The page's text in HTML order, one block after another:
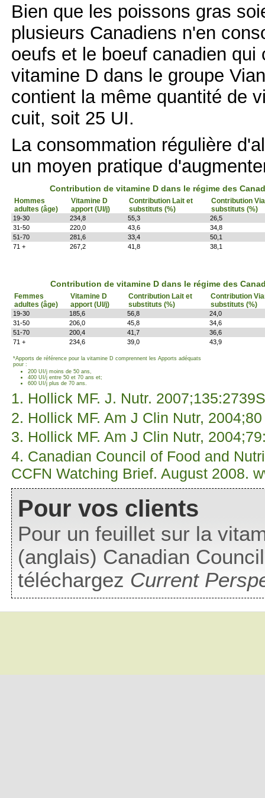
Bien que les poissons gras
plusieurs Canadiens n'en
oeufs et le boeuf canadien
vitamine D dans le groupe
contient la même quantité de
cuit, soit 25 UI.
La consommation régulière
un moyen pratique
Contribution de vitamine D dans le régime des
Hommes
adultes (âge)
Vitamine D
apport (UI/j)
Contribution Lait et
substituts (%)
Contribution
substituts (%)
19-30 234,8 55,3
26,5
31-50
220,0 43,6
34,8
51-70
281,6 33,4
50,1
71 +
267,2 41,8 38,1
Contribution de vitamine D dans le régime des
Femmes
adultes (âge)
Vitamine D
apport (UI/j)
Contribution Lait et
substituts (%)
Contribution
substituts (%)
19-30 185,6 56,8
24,0
31-50
206,0 45,8
34,6
51-70
200,4 41,7
36,6
71 +
234,6 39,0 43,9
*Apports de référence pour la vitamine D comprennent les Apports adéquats
pour :
200 UI/j moins de 50 ans,
400 UI/j entre 50 et 70 ans et;
600 UI/j plus de 70 ans.
1. Hollick MF. J. Nutr.
2. Hollick MF. Am J Clin Nutr,
3. Hollick MF. Am J Clin Nutr,
4. Canadian Council of Food and
CCFN Watching Brief. August 2008.
Pour vos clients
Pour un feuillet sur la
(anglais) Canadian
téléchargez Current